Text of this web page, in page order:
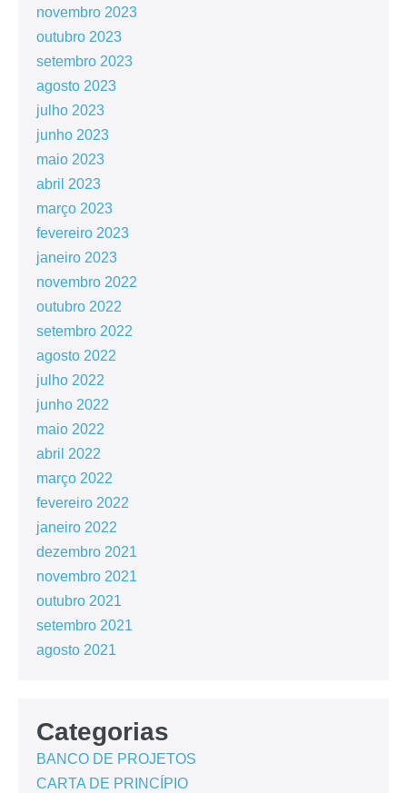
novembro 2023
outubro 2023
setembro 2023
agosto 2023
julho 2023
junho 2023
maio 2023
abril 2023
março 2023
fevereiro 2023
janeiro 2023
novembro 2022
outubro 2022
setembro 2022
agosto 2022
julho 2022
junho 2022
maio 2022
abril 2022
março 2022
fevereiro 2022
janeiro 2022
dezembro 2021
novembro 2021
outubro 2021
setembro 2021
agosto 2021
Categorias
BANCO DE PROJETOS
CARTA DE PRINCÍPIO